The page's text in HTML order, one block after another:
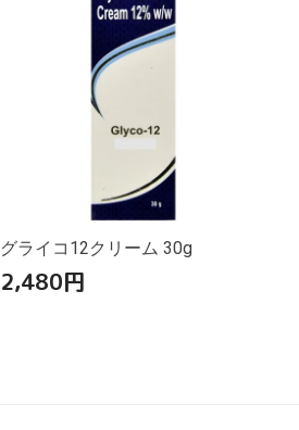
グライコ12クリーム 30g
2,480円